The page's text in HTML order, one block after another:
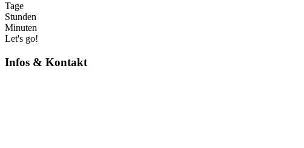
Tage
Stunden
Minuten
Let's go!
Infos & Kontakt